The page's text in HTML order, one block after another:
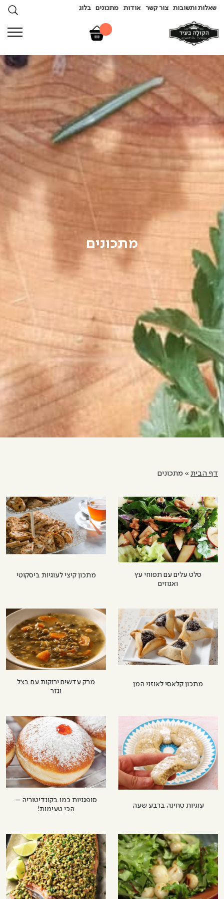
שאלות ותשובות צור קשר אודות מתכונים בלוג
מתכונים
דף הבית מתכונים
סלט עלים עם תפוחי עץ
ואגוזים
מתכון קיצי לעוגיות ביסקוטי
מתכון קלאסי לאוזני המן
מרק עדשים ירוקות עם בצל
וגזר
עוגיות טחינה ברבע שעה
סופגניות כמו בקונדיטוריה –
הכי טעימות!